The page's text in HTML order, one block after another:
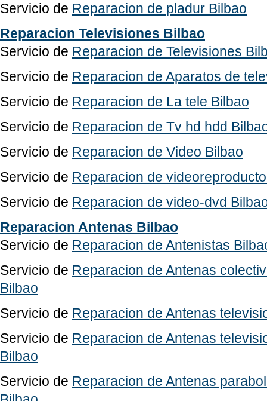
Servicio de Reparacion de pladur Bilbao
Reparacion Televisiones Bilbao
Servicio de Reparacion de Televisiones
Servicio de Reparacion de Aparatos de
Servicio de Reparacion de La tele Bilbao
Servicio de Reparacion de Tv hd hdd
Servicio de Reparacion de Video Bilbao
Servicio de Reparacion de
Servicio de Reparacion de video-dvd
Reparacion Antenas Bilbao
Servicio de Reparacion de Antenistas
Servicio de Reparacion de Antenas
Bilbao
Servicio de Reparacion de Antenas
Servicio de Reparacion de Antenas
Bilbao
Servicio de Reparacion de Antenas